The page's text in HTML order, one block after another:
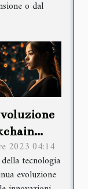
o dal
Bitcoin
2023 04:14
tecnologia
evoluzione